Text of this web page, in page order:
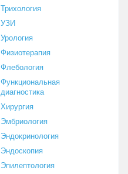
Трихология
УЗИ
Урология
Физиотерапия
Флебология
Функциональная
диагностика
Хирургия
Эмбриология
Эндокринология
Эндоскопия
Эпилептология